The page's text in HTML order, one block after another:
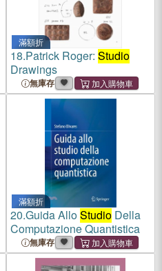
滿額折
18.Patrick Roger: Studio
Drawings
無庫存
滿額折
20.Guida AlloStudioDella
Computazione Quantistica
無庫存